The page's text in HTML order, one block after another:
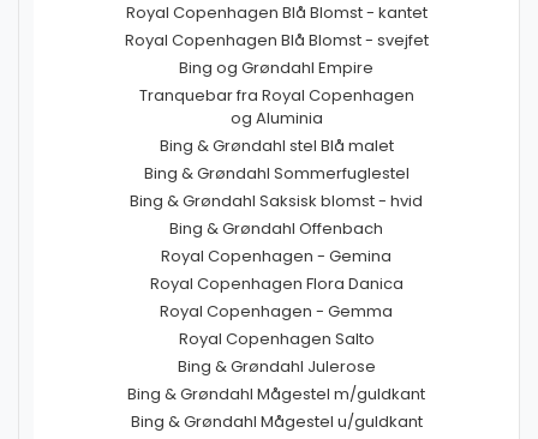
Royal Copenhagen Blå Blomst - kantet
Royal Copenhagen Blå Blomst - svejfet
Bing og Grøndahl Empire
Tranquebar fra Royal Copenhagen
og Aluminia
Bing & Grøndahl stel Blå malet
Bing & Grøndahl Sommerfuglestel
Bing & Grøndahl Saksisk blomst - hvid
Bing & Grøndahl Offenbach
Royal Copenhagen - Gemina
Royal Copenhagen Flora Danica
Royal Copenhagen - Gemma
Royal Copenhagen Salto
Bing & Grøndahl Julerose
Bing & Grøndahl Mågestel m/guldkant
Bing & Grøndahl Mågestel u/guldkant